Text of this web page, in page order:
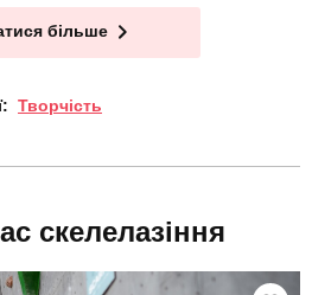
більше
Творчість
скелелазіння